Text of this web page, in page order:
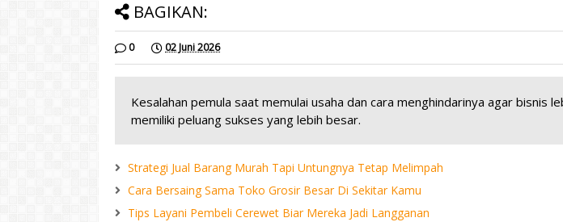
BAGIKAN:
0 02 Juni 2026
Kesalahan pemula saat memulai usaha dan cara menghindarinya agar bisnis
memiliki peluang sukses yang lebih besar.
Strategi Jual Barang Murah Tapi Untungnya Tetap Melimpah
Cara Bersaing Sama Toko Grosir Besar Di Sekitar Kamu
Tips Layani Pembeli Cerewet Biar Mereka Jadi Langganan